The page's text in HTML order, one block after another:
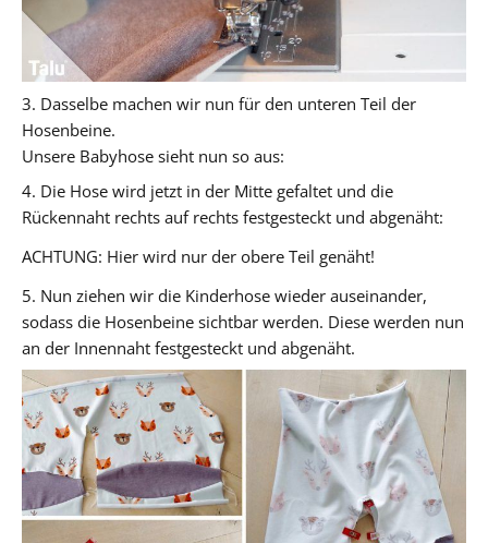
3. Dasselbe machen wir nun für den unteren Teil der
Hosenbeine.
Unsere Babyhose sieht nun so aus:
4. Die Hose wird jetzt in der Mitte gefaltet und die
Rückennaht rechts auf rechts festgesteckt und abgenäht:
ACHTUNG: Hier wird nur der obere Teil genäht!
5. Nun ziehen wir die Kinderhose wieder auseinander,
sodass die Hosenbeine sichtbar werden. Diese werden nun
an der Innennaht festgesteckt und abgenäht.